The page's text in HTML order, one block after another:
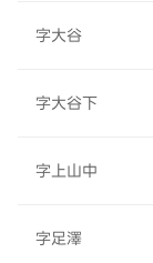
字大谷
字大谷下
字上山中
字足澤